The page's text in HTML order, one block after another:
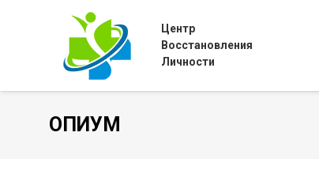
Центр
Восстановления
Личности
ОПИУМ